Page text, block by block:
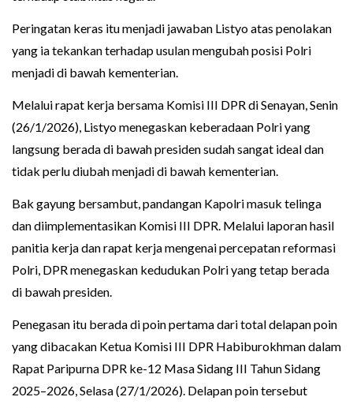
Peringatan keras itu menjadi jawaban Listyo atas penolakan
yang ia tekankan terhadap usulan mengubah posisi Polri
menjadi di bawah kementerian.
Melalui rapat kerja bersama Komisi III DPR di Senayan, Senin
(26/1/2026), Listyo menegaskan keberadaan Polri yang
langsung berada di bawah presiden sudah sangat ideal dan
tidak perlu diubah menjadi di bawah kementerian.
Bak gayung bersambut, pandangan Kapolri masuk telinga
dan diimplementasikan Komisi III DPR. Melalui laporan hasil
panitia kerja dan rapat kerja mengenai percepatan reformasi
Polri, DPR menegaskan kedudukan Polri yang tetap berada
di bawah presiden.
Penegasan itu berada di poin pertama dari total delapan poin
yang dibacakan Ketua Komisi III DPR Habiburokhman dalam
Rapat Paripurna DPR ke-12 Masa Sidang III Tahun Sidang
2025–2026, Selasa (27/1/2026). Delapan poin tersebut